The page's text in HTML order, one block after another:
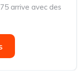
arrive avec des